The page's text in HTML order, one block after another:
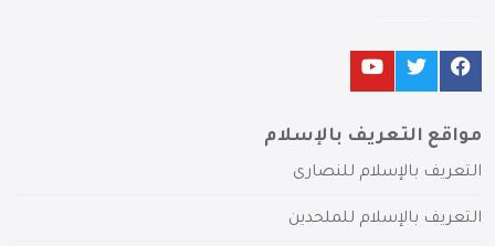
مواقع التعريف بالإسلام
التعريف بالإسلام للنصارى
التعريف بالإسلام للملحدين